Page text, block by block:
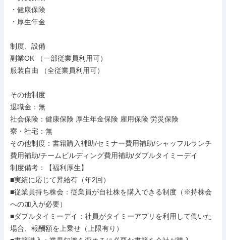
・健康保険
・厚生年金
制度、設備
副業OK （一部従業員利用可）
服装自由 （全従業員利用可）
その他制度
退職金：無
社会保険：健康保険 厚生年金保険 雇用保険 労災保険
寮・社宅：無
その他制度：書籍購入補助/セミナー費用補助/シャッフルランチ
費用補助/チームビルディング費用補助/ダブルタイミーデイ
制度備考：【福利厚生】
■実績に応じて昇給有（年2回）
■従業員持ち株会：従業員が自社株を購入できる制度（※持株会
への加入が必要）
■ダブルタイミーデイ：社員がタイミーアプリを利用して働いた
場合、報酬額を上乗せ（上限有り）